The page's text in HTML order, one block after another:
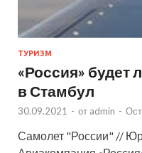
ТУРИЗМ
«Россия» будет
в Стамбул
30.09.2021 - от admin -
Самолет "России" //